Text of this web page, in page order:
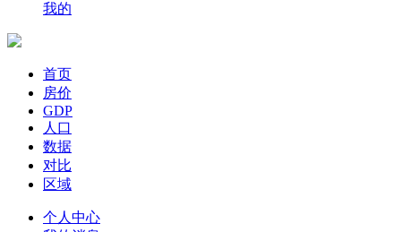
我的
首页
房价
GDP
人口
数据
对比
区域
个人中心